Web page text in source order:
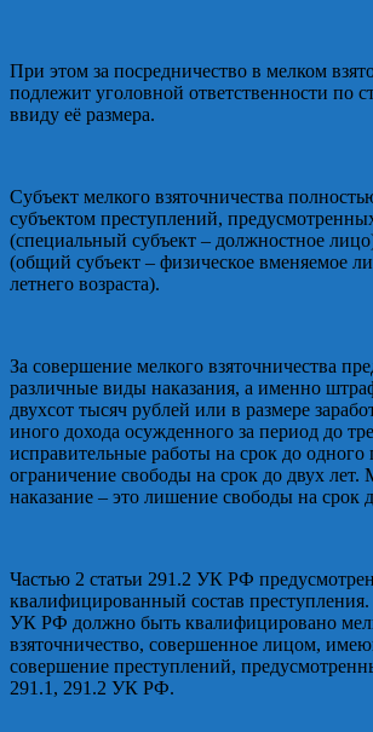
При этом за посредничество в мелком
подлежит уголовной ответственности по
ввиду её размера.
Субъект мелкого взяточничества
субъектом преступлений,
(специальный субъект – должностное
(общий субъект – физическое вменяемое
летнего возраста).
За совершение мелкого взяточничества
различные виды наказания, а именно
двухсот тысяч рублей или в размере
иного дохода осужденного за период до
исправительные работы на срок до одного
ограничение свободы на срок до двух лет.
наказание – это лишение свободы на срок
Частью 2 статьи 291.2 УК РФ предусмотрен
квалифицированный состав
УК РФ должно быть квалифицировано
взяточничество, совершенное лицом,
совершение преступлений,
291.1, 291.2 УК РФ.